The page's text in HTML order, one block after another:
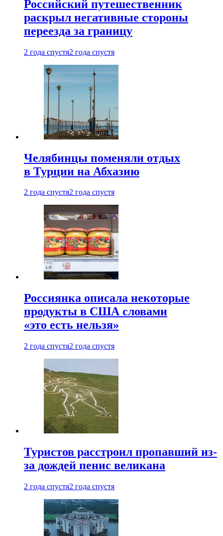
Российский путешественник
раскрыл негативные стороны
переезда за границу
2 года спустя2 года спустя
Челябинцы поменяли отдых
в Турции на Абхазию
2 года спустя2 года спустя
Россиянка описала некоторые
продукты в США словами
«это есть нельзя»
2 года спустя2 года спустя
Туристов расстроил пропавший из-
за дождей пенис великана
2 года спустя2 года спустя